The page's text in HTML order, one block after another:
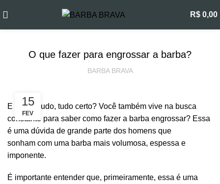
R$ 0,00
CUIDADOS COM A BARBA
O que fazer para engrossar a barba?
BARBA BRAVA
15
FEV
E aí, barbudo, tudo certo? Você também vive na busca
constante para saber como fazer a barba engrossar? Essa
é uma dúvida de grande parte dos homens que
sonham com uma barba mais volumosa, espessa e
imponente.
É importante entender que, primeiramente, essa é uma